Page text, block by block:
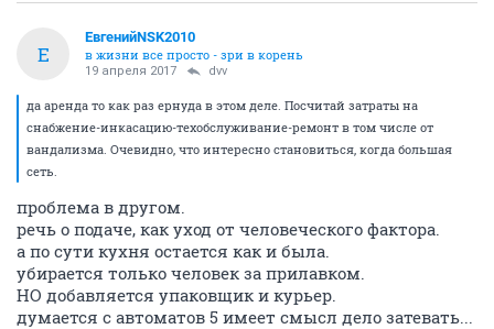
Е
ЕвгенийNSK2010
в жизни все просто - зри в корень
19 апреля 2017 dvv
да аренда то как раз ернуда в этом деле. Посчитай затраты на
снабжение-инкасацию-техобслуживание-ремонт в том числе от
вандализма. Очевидно, что интересно становиться, когда большая
сеть.
проблема в другом.
речь о подаче, как уход от человеческого фактора.
а по сути кухня остается как и была.
убирается только человек за прилавком.
НО добавляется упаковщик и курьер.
думается с автоматов 5 имеет смысл дело затевать...